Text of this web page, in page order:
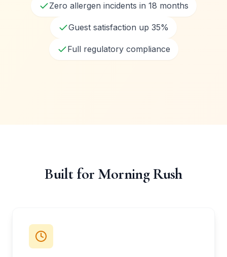
Zero allergen incidents in 18 months
Guest satisfaction up 35%
Full regulatory compliance
Built for Morning Rush